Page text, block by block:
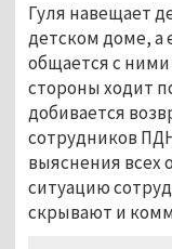
Гуля навещает
детском доме, а
общается с
стороны ходит
добивается
сотрудников
выяснения всех
ситуацию
скрывают и